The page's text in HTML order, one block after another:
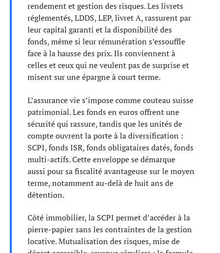
rendement et gestion des risques. Les livrets
réglementés, LDDS, LEP, livret A, rassurent par
leur capital garanti et la disponibilité des
fonds, même si leur rémunération s’essouffle
face à la hausse des prix. Ils conviennent à
celles et ceux qui ne veulent pas de surprise et
misent sur une épargne à court terme.
L’assurance vie s’impose comme couteau suisse
patrimonial. Les fonds en euros offrent une
sécurité qui rassure, tandis que les unités de
compte ouvrent la porte à la diversification :
SCPI, fonds ISR, fonds obligataires datés, fonds
multi-actifs. Cette enveloppe se démarque
aussi pour sa fiscalité avantageuse sur le moyen
terme, notamment au-delà de huit ans de
détention.
Côté immobilier, la SCPI permet d’accéder à la
pierre-papier sans les contraintes de la gestion
locative. Mutualisation des risques, mise de